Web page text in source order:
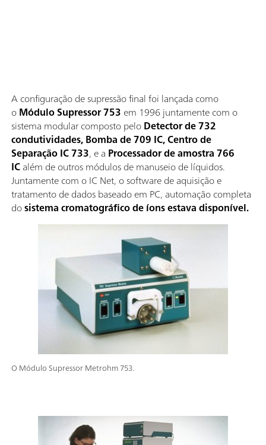
O Módulo Supressor Metrohm 753.
A configuração de supressão final foi lançada como
oMódulo Supressor 753 em 1996 juntamente com o
sistema modular composto peloDetector de 732
condutividades, Bomba de 709 IC, Centro de
Separação IC 733, e a Processador de amostra 766
ICalém de outros módulos de manuseio de líquidos.
Juntamente com o IC Net, o software de aquisição e
tratamento de dados baseado em PC, automação completa
dosistema cromatográfico de íons estava disponível.